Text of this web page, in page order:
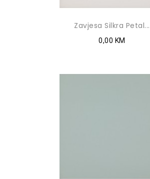
Zavjesa Silkra Petal...
0,00 KM